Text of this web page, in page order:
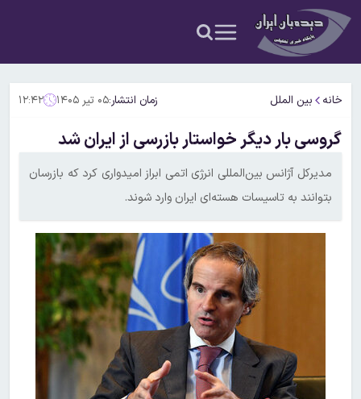
خانه بین الملل زمان انتشار:۰۵ تیر ۱۴۰۵ ۱۲:۴۲
گروسی بار دیگر خواستار بازرسی از ایران شد
مدیرکل آژانس بین‌المللی انرژی اتمی ابراز امیدواری کرد که بازرسان
بتوانند به تاسیسات هسته‌ای ایران وارد شوند.